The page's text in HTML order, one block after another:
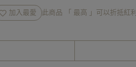
加入最愛 此商品 「 最高 」可以折抵紅利